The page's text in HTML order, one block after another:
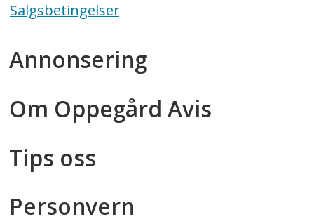
Salgsbetingelser
Annonsering
Om Oppegård Avis
Tips oss
Personvern